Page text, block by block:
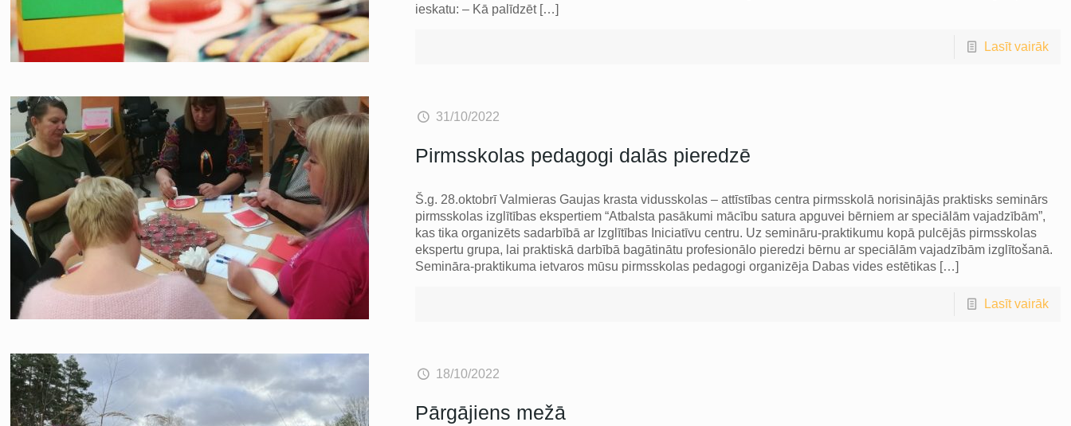
ieskatu: – Kā palīdzēt[…]
Lasīt vairāk
31/10/2022
Pirmsskolas pedagogi dalās pieredzē
Š.g. 28.oktobrī Valmieras Gaujas krasta vidusskolas – attīstības centra pirmsskolā norisinājās praktisks seminārs
pirmsskolas izglītības ekspertiem “Atbalsta pasākumi mācību satura apguvei bērniem ar speciālām vajadzībām”,
kas tika organizēts sadarbībā ar Izglītības Iniciatīvu centru. Uz semināru-praktikumu kopā pulcējās pirmsskolas
ekspertu grupa, lai praktiskā darbībā bagātinātu profesionālo pieredzi bērnu ar speciālām vajadzībām izglītošanā.
Semināra-praktikuma ietvaros mūsu pirmsskolas pedagogi organizēja Dabas vides estētikas[…]
Lasīt vairāk
18/10/2022
Pārgājiens mežā